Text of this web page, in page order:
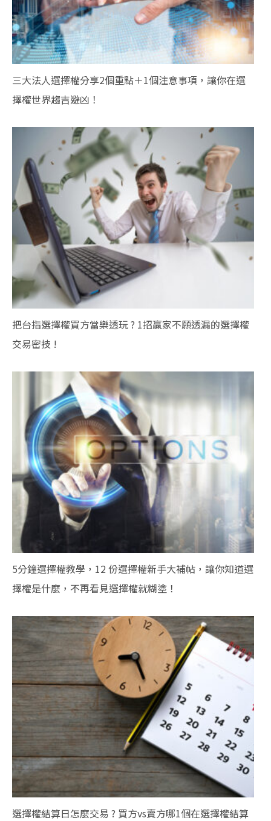
三大法人選擇權分享2個重點＋1個注意事項，讓你在選
擇權世界趨吉避凶！
把台指選擇權買方當樂透玩 ? 1招贏家不願透漏的選擇權
交易密技 !
5分鐘選擇權教學，12 份選擇權新手大補帖，讓你知道選
擇權是什麼，不再看見選擇權就糊塗！
選擇權結算日怎麼交易 ? 買方vs賣方哪1個在選擇權結算